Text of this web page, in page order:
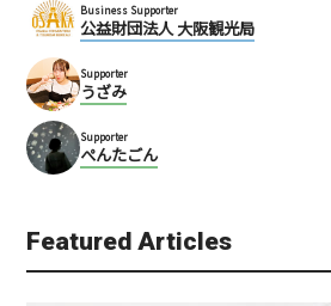
Business Supporter
公益財団法人 大阪観光局
Supporter
うざみ
Supporter
ぺんたごん
Featured Articles